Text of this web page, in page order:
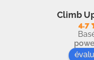
Climb
4.7